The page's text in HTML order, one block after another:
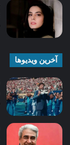
آخرین ویدیوها